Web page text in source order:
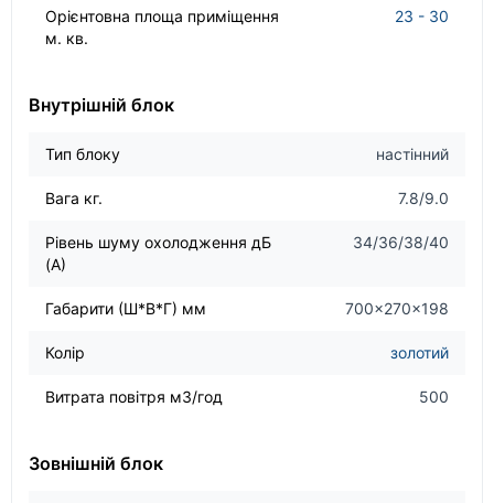
Орієнтовна площа приміщення
м. кв.
23 - 30
Внутрішній блок
Тип блоку настінний
Вага кг. 7.8/9.0
Рівень шуму охолодження дБ
(А)
34/36/38/40
Габарити (Ш*В*Г) мм 700×270×198
Колір золотий
Витрата повітря м3/год 500
Зовнішній блок